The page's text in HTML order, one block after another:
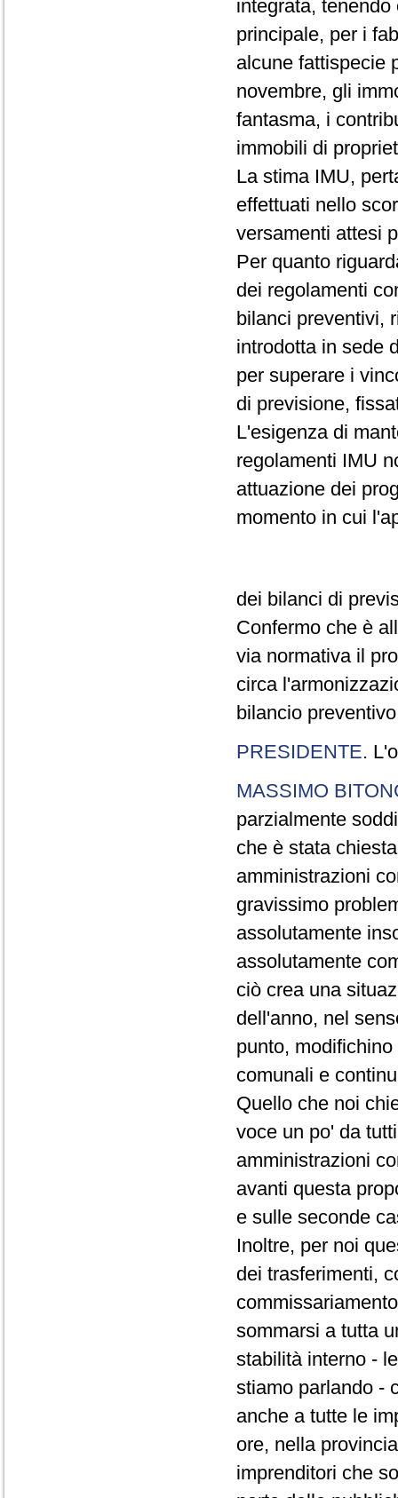
integrata,
principale, per i
alcune fattispecie
novembre, gli
fantasma, i
immobili di
La stima IMU,
effettuati nello
versamenti attesi
Per quanto
dei regolamenti
bilanci preventivi,
introdotta in sede
per superare i
di previsione,
L'esigenza di
regolamenti IMU
attuazione dei
momento in cui
dei bilanci di
Confermo che è
via normativa il
circa
bilancio
PRESIDENTE.
MASSIMO
parzialmente
che è stata
amministrazioni
gravissimo
assolutamente
assolutamente
ciò crea una
dell'anno, nel
punto,
comunali e
Quello che noi
voce un po' da
amministrazioni
avanti questa
e sulle seconde
Inoltre, per noi
dei trasferimenti,
sommarsi a tutta
stabilità interno -
stiamo parlando -
anche a tutte le
ore, nella
imprenditori che